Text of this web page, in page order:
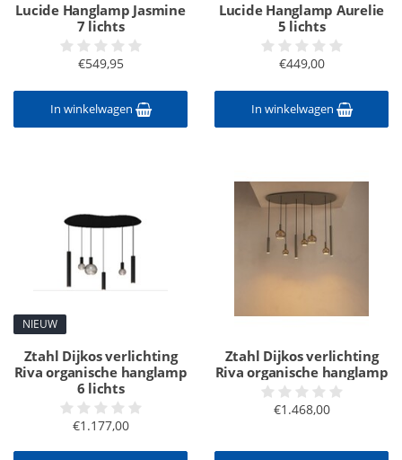
Lucide Hanglamp Jasmine
7 lichts
€549,95
In winkelwagen
Lucide Hanglamp Aurelie
5 lichts
€449,00
In winkelwagen
NIEUW
Ztahl Dijkos verlichting
Riva organische hanglamp
6 lichts
€1.177,00
Ztahl Dijkos verlichting
Riva organische hanglamp
€1.468,00